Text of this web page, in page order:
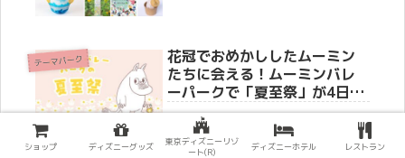
テーマパーク
花冠でおめかししたムーミン
たちに会える！ムーミンバレ
ーパークで「夏至祭」が4日間
限定で開催決定！限定ステッ
カー配布やかがり火イベント
も
ショップ ディズニーグッズ
東京ディズニーリゾ
ート(R)
ディズニーホテル レストラン